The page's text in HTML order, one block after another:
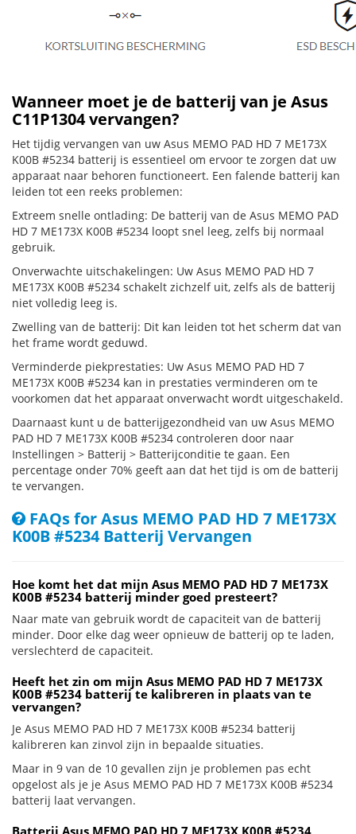
Wanneer moet je de batterij van je Asus
C11P1304 vervangen?
Het tijdig vervangen van uw Asus MEMO PAD HD 7 ME173X
K00B #5234 batterij is essentieel om ervoor te zorgen dat uw
apparaat naar behoren functioneert. Een falende batterij kan
leiden tot een reeks problemen:
Extreem snelle ontlading: De batterij van de Asus MEMO PAD
HD 7 ME173X K00B #5234 loopt snel leeg, zelfs bij normaal
gebruik.
Onverwachte uitschakelingen: Uw Asus MEMO PAD HD 7
ME173X K00B #5234 schakelt zichzelf uit, zelfs als de batterij
niet volledig leeg is.
Zwelling van de batterij: Dit kan leiden tot het scherm dat van
het frame wordt geduwd.
Verminderde piekprestaties: Uw Asus MEMO PAD HD 7
ME173X K00B #5234 kan in prestaties verminderen om te
voorkomen dat het apparaat onverwacht wordt uitgeschakeld.
Daarnaast kunt u de batterijgezondheid van uw Asus MEMO
PAD HD 7 ME173X K00B #5234 controleren door naar
Instellingen > Batterij > Batterijconditie te gaan. Een
percentage onder 70% geeft aan dat het tijd is om de batterij
te vervangen.
FAQs for Asus MEMO PAD HD 7 ME173X
K00B #5234 Batterij Vervangen
Hoe komt het dat mijn Asus MEMO PAD HD 7 ME173X
K00B #5234 batterij minder goed presteert?
Naar mate van gebruik wordt de capaciteit van de batterij
minder. Door elke dag weer opnieuw de batterij op te laden,
verslechterd de capaciteit.
Heeft het zin om mijn Asus MEMO PAD HD 7 ME173X
K00B #5234 batterij te kalibreren in plaats van te
vervangen?
Je Asus MEMO PAD HD 7 ME173X K00B #5234 batterij
kalibreren kan zinvol zijn in bepaalde situaties.
Maar in 9 van de 10 gevallen zijn je problemen pas echt
opgelost als je je Asus MEMO PAD HD 7 ME173X K00B #5234
batterij laat vervangen.
Batterij Asus MEMO PAD HD 7 ME173X K00B #5234